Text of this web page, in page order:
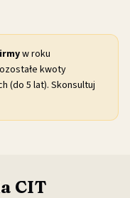
w roku
kwoty
(do 5 lat). Skonsultuj
CIT